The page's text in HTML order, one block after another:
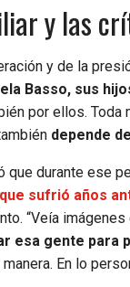
y las
y de la
Basso, sus
por ellos. Toda
depende
que durante ese
sufrió años
“Veía
esa gente para
En lo